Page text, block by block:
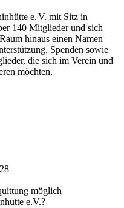
e.V. mit Sitz in
140 Mitglieder und sich
hinaus einen Namen
Spenden sowie
die sich im Verein und
möchten.
möglich
e.V.?